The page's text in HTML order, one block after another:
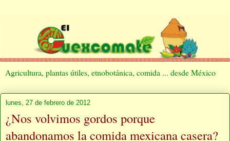
Agricultura, plantas útiles, etnobotánica, comida ... desde México
lunes, 27 de febrero de 2012
¿Nos volvimos gordos porque
abandonamos la comida mexicana casera?